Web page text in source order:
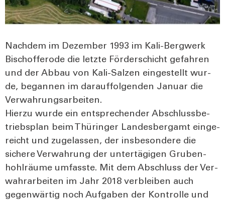
Nach­dem im Dezem­ber 1993 im Kali-Berg­werk
Bisch­of­fero­de die letz­te För­der­schicht gefah­ren
und der Abbau von Kali-Sal­zen ein­ge­stellt wur­
de, began­nen im dar­auf­fol­gen­den Janu­ar die
Ver­wah­rungs­ar­bei­ten.
Hier­zu wur­de ein ent­spre­chen­der Abschluss­be­
triebs­plan beim Thü­rin­ger Lan­des­berg­amt ein­ge­
reicht und zuge­las­sen, der ins­be­son­de­re die
siche­re Ver­wah­rung der unter­tä­gi­gen Gru­ben­
hohl­räu­me umfass­te. Mit dem Abschluss der Ver­
wahr­ar­bei­ten im Jahr 2018 ver­blei­ben auch
gegen­wär­tig noch Auf­ga­ben der Kon­trol­le und